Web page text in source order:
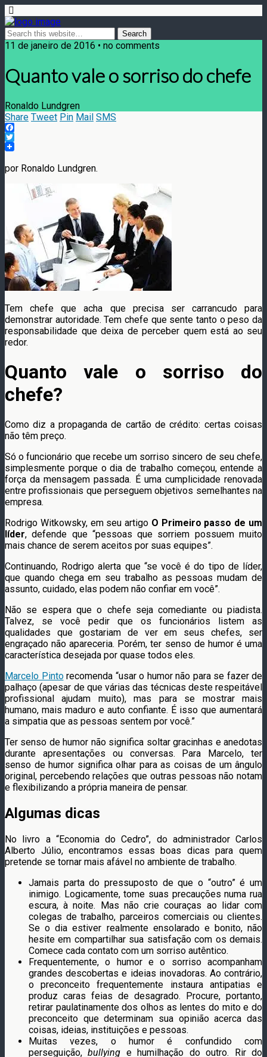
11 de janeiro de 2016 • no comments
Quanto vale o sorriso do chefe
Ronaldo Lundgren
Share Tweet Pin Mail SMS
Facebook
Twitter
por Ronaldo Lundgren.
Tem chefe que acha que precisa ser carrancudo para
demonstrar autoridade. Tem chefe que sente tanto o peso da
responsabilidade que deixa de perceber quem está ao seu
redor.
Quanto vale o sorriso do
chefe?
Como diz a propaganda de cartão de crédito: certas coisas
não têm preço.
Só o funcionário que recebe um sorriso sincero de seu chefe,
simplesmente porque o dia de trabalho começou, entende a
força da mensagem passada. É uma cumplicidade renovada
entre profissionais que perseguem objetivos semelhantes na
empresa.
Rodrigo Witkowsky, em seu artigo O Primeiro passo de um
líder, defende que “pessoas que sorriem possuem muito
mais chance de serem aceitos por suas equipes”.
Continuando, Rodrigo alerta que “se você é do tipo de líder,
que quando chega em seu trabalho as pessoas mudam de
assunto, cuidado, elas podem não confiar em você”.
Não se espera que o chefe seja comediante ou piadista.
Talvez, se você pedir que os funcionários listem as
qualidades que gostariam de ver em seus chefes, ser
engraçado não apareceria. Porém, ter senso de humor é uma
característica desejada por quase todos eles.
Marcelo Pintorecomenda “usar o humor não para se fazer de
palhaço (apesar de que várias das técnicas deste respeitável
profissional ajudam muito), mas para se mostrar mais
humano, mais maduro e auto confiante. É isso que aumentará
a simpatia que as pessoas sentem por você.”
Ter senso de humor não significa soltar gracinhas e anedotas
durante apresentações ou conversas. Para Marcelo, ter
senso de humor significa olhar para as coisas de um ângulo
original, percebendo relações que outras pessoas não notam
e flexibilizando a própria maneira de pensar.
Algumas dicas
No livro a “Economia do Cedro”, do administrador Carlos
Alberto Júlio, encontramos essas boas dicas para quem
pretende se tornar mais afável no ambiente de trabalho.
Jamais parta do pressuposto de que o “outro” é um
inimigo. Logicamente, tome suas precauções numa rua
escura, à noite. Mas não crie couraças ao lidar com
colegas de trabalho, parceiros comerciais ou clientes.
Se o dia estiver realmente ensolarado e bonito, não
hesite em compartilhar sua satisfação com os demais.
Comece cada contato com um sorriso autêntico.
Frequentemente, o humor e o sorriso acompanham
grandes descobertas e ideias inovadoras. Ao contrário,
o preconceito frequentemente instaura antipatias e
produz caras feias de desagrado. Procure, portanto,
retirar paulatinamente dos olhos as lentes do mito e do
preconceito que determinam sua opinião acerca das
coisas, ideias, instituições e pessoas.
Muitas vezes, o humor é confundido com
perseguição,bullying e humilhação do outro. Rir do